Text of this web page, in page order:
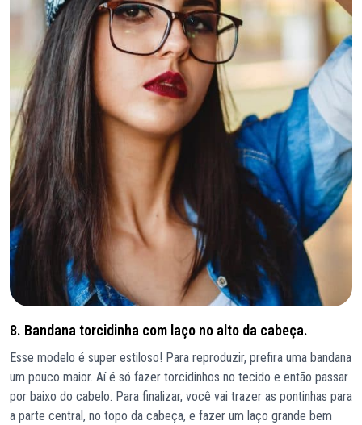
8. Bandana torcidinha com laço no alto da cabeça.
Esse modelo é super estiloso! Para reproduzir, prefira uma bandana
um pouco maior. Aí é só fazer torcidinhos no tecido e então passar
por baixo do cabelo. Para finalizar, você vai trazer as pontinhas para
a parte central, no topo da cabeça, e fazer um laço grande bem